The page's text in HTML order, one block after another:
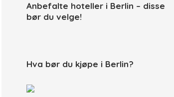
Anbefalte hoteller i Berlin – disse
bør du velge!
Hva bør du kjøpe i Berlin?